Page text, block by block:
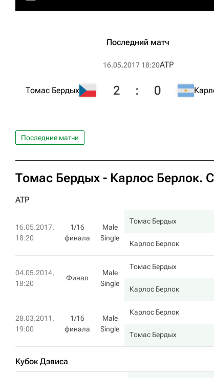
Последний матч
16.05.2017 18:20ATP
Томас Бердых 2 : 0
Последние матчи
Томас Бердых - Карлос Берлок.
ATP
16.05.2017,
18:20
1/16
финала
Male
Single
Томас Бердых
Карлос Берлок
04.05.2014,
18:20
Финал
Male
Single
Томас Бердых
Карлос Берлок
28.03.2011,
19:00
1/16
финала
Male
Single
Карлос Берлок
Томас Бердых
Кубок Дэвиса